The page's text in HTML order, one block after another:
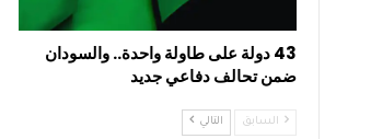
43 دولة على طاولة واحدة.. والسودان
ضمن تحالف دفاعي جديد
السابق التالي